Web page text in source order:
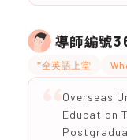
導師編號
*全英語上堂
Overseas
Education